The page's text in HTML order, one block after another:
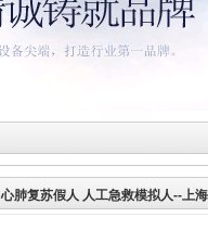
心肺复苏假人 人工急救模拟人--上